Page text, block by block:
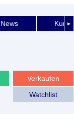
►
News
Verkaufen
Watchlist